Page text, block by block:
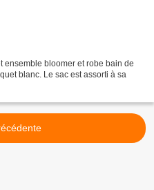
ensemble bloomer et robe bain de
blanc. Le sac est assorti à sa